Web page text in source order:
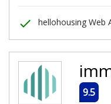
done hellohousing Web
9.5